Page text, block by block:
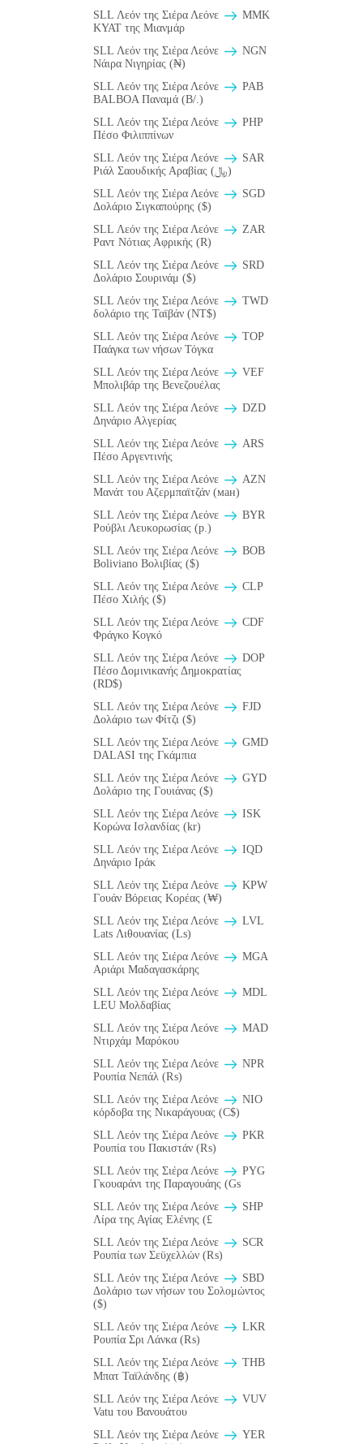
SLL Λεόν της Σιέρα Λεόνε
MMK
KYAT της Μιανμάρ
SLL Λεόν της Σιέρα Λεόνε
NGN
Νάιρα Νιγηρίας (₦)
SLL Λεόν της Σιέρα Λεόνε
PAB
BALBOA Παναμά (B/.)
SLL Λεόν της Σιέρα Λεόνε
PHP
Πέσο Φιλιππίνων
SLL Λεόν της Σιέρα Λεόνε
SAR
Ριάλ Σαουδικής Αραβίας (﷼)
SLL Λεόν της Σιέρα Λεόνε
SGD
Δολάριο Σιγκαπούρης ($)
SLL Λεόν της Σιέρα Λεόνε
ZAR
Ραντ Νότιας Αφρικής (R)
SLL Λεόν της Σιέρα Λεόνε
SRD
Δολάριο Σουρινάμ ($)
SLL Λεόν της Σιέρα Λεόνε
TWD
δολάριο της Ταϊβάν (NT$)
SLL Λεόν της Σιέρα Λεόνε
TOP
Παάγκα των νήσων Τόγκα
SLL Λεόν της Σιέρα Λεόνε
VEF
Μπολιβάρ της Βενεζουέλας
SLL Λεόν της Σιέρα Λεόνε
DZD
Δηνάριο Αλγερίας
SLL Λεόν της Σιέρα Λεόνε
ARS
Πέσο Αργεντινής
SLL Λεόν της Σιέρα Λεόνε
AZN
Μανάτ του Αζερμπαϊτζάν (ман)
SLL Λεόν της Σιέρα Λεόνε
BYR
Ρούβλι Λευκορωσίας (p.)
SLL Λεόν της Σιέρα Λεόνε
BOB
Boliviano Βολιβίας ($)
SLL Λεόν της Σιέρα Λεόνε
CLP
Πέσο Χιλής ($)
SLL Λεόν της Σιέρα Λεόνε
CDF
Φράγκο Κογκό
SLL Λεόν της Σιέρα Λεόνε
DOP
Πέσο Δομινικανής Δημοκρατίας
(RD$)
SLL Λεόν της Σιέρα Λεόνε
FJD
Δολάριο των Φίτζι ($)
SLL Λεόν της Σιέρα Λεόνε
GMD
DALASI της Γκάμπια
SLL Λεόν της Σιέρα Λεόνε
GYD
Δολάριο της Γουιάνας ($)
SLL Λεόν της Σιέρα Λεόνε
ISK
Κορώνα Ισλανδίας (kr)
SLL Λεόν της Σιέρα Λεόνε
IQD
Δηνάριο Ιράκ
SLL Λεόν της Σιέρα Λεόνε
KPW
Γουάν Βόρειας Κορέας (₩)
SLL Λεόν της Σιέρα Λεόνε
LVL
Lats Λιθουανίας (Ls)
SLL Λεόν της Σιέρα Λεόνε
MGA
Αριάρι Μαδαγασκάρης
SLL Λεόν της Σιέρα Λεόνε
MDL
LEU Μολδαβίας
SLL Λεόν της Σιέρα Λεόνε
MAD
Ντιρχάμ Μαρόκου
SLL Λεόν της Σιέρα Λεόνε
NPR
Ρουπία Νεπάλ (₨)
SLL Λεόν της Σιέρα Λεόνε
NIO
κόρδοβα της Νικαράγουας (C$)
SLL Λεόν της Σιέρα Λεόνε
PKR
Ρουπία του Πακιστάν (₨)
SLL Λεόν της Σιέρα Λεόνε
PYG
Γκουαράνι της Παραγουάης (Gs
SLL Λεόν της Σιέρα Λεόνε
SHP
Λίρα της Αγίας Ελένης (£
SLL Λεόν της Σιέρα Λεόνε
SCR
Ρουπία των Σεϋχελλών (₨)
SLL Λεόν της Σιέρα Λεόνε
SBD
Δολάριο των νήσων του Σολομώντος
($)
SLL Λεόν της Σιέρα Λεόνε
LKR
Ρουπία Σρι Λάνκα (₨)
SLL Λεόν της Σιέρα Λεόνε
THB
Μπατ Ταϊλάνδης (฿)
SLL Λεόν της Σιέρα Λεόνε
VUV
Vatu του Βανουάτου
SLL Λεόν της Σιέρα Λεόνε
YER